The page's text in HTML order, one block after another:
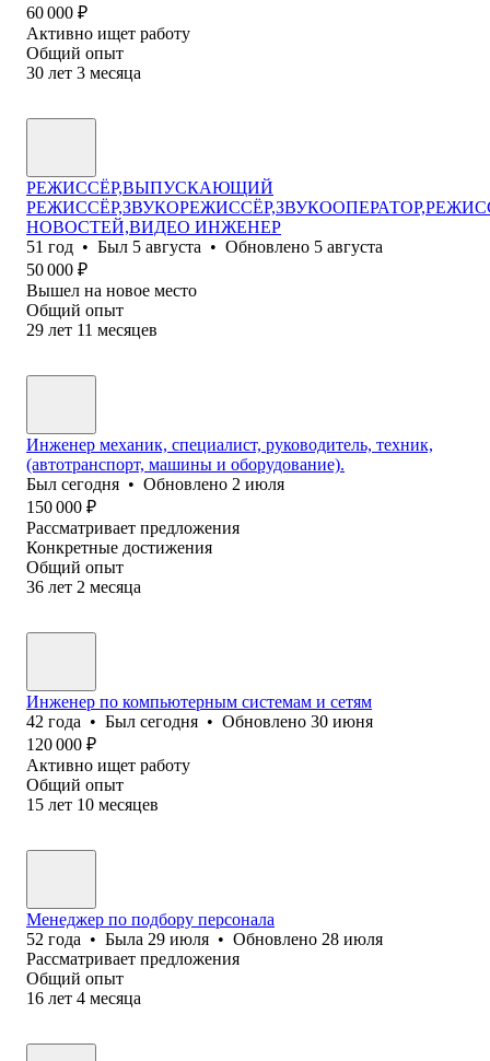
60 000 ₽
Активно ищет работу
Общий опыт
30 лет 3 месяца
РЕЖИССЁР,ВЫПУСКАЮЩИЙ
НОВОСТЕЙ,ВИДЕО ИНЖЕНЕР
51 год • Был 5 августа • Обновлено 5 августа
50 000 ₽
Вышел на новое место
Общий опыт
29 лет 11 месяцев
Инженер механик, специалист, руководитель, техник,
(автотранспорт, машины и оборудование).
Был сегодня • Обновлено 2 июля
150 000 ₽
Рассматривает предложения
Конкретные достижения
Общий опыт
36 лет 2 месяца
Инженер по компьютерным системам и сетям
42 года • Был сегодня • Обновлено 30 июня
120 000 ₽
Активно ищет работу
Общий опыт
15 лет 10 месяцев
Менеджер по подбору персонала
52 года • Была 29 июля • Обновлено 28 июля
Рассматривает предложения
Общий опыт
16 лет 4 месяца